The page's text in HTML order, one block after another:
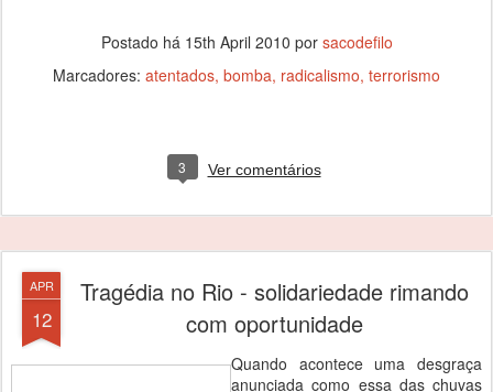
Postado há 15th April 2010 por sacodefilo
Marcadores: atentados bomba radicalismo terrorismo
3 Ver comentários
APR
12
Tragédia no Rio - solidariedade rimando
com oportunidade
Quando acontece uma desgraça
anunciada como essa das chuvas